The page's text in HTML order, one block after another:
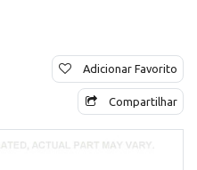
Adicionar Favorito
Compartilhar